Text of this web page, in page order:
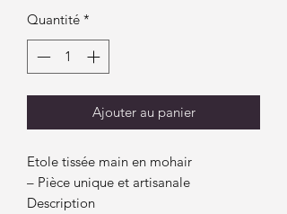
Quantité *
Ajouter au panier
Etole tissée main en mohair
– Pièce unique et artisanale
Description